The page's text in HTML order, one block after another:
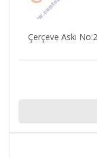
Çerçeve Askı